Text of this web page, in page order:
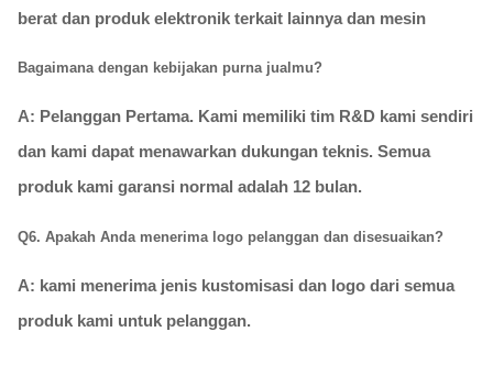
berat dan produk elektronik terkait lainnya dan mesin
Bagaimana dengan kebijakan purna jualmu?
A: Pelanggan Pertama. Kami memiliki tim R&D kami sendiri
dan kami dapat menawarkan dukungan teknis. Semua
produk kami garansi normal adalah 12 bulan.
Q6. Apakah Anda menerima logo pelanggan dan disesuaikan?
A: kami menerima jenis kustomisasi dan logo dari semua
produk kami untuk pelanggan.